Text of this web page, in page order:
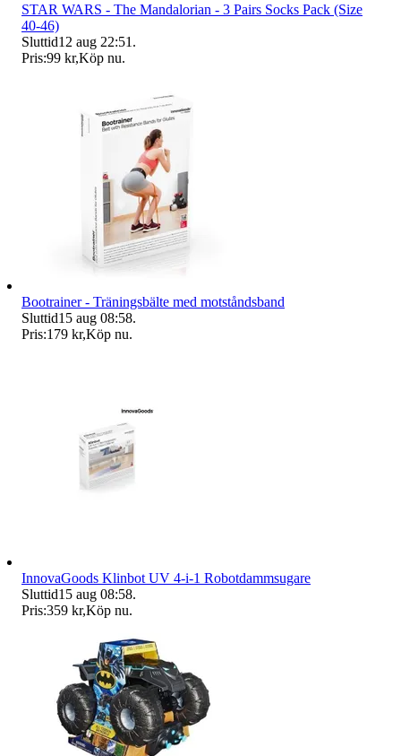
STAR WARS - The Mandalorian - 3 Pairs Socks Pack (Size
40-46)
Sluttid12 aug 22:51 .
Pris:99 kr,Köp nu.
Bootrainer - Träningsbälte med motståndsband
Sluttid15 aug 08:58.
Pris:179 kr,Köp nu.
InnovaGoods Klinbot UV 4-i-1 Robotdammsugare
Sluttid15 aug 08:58.
Pris:359 kr,Köp nu.